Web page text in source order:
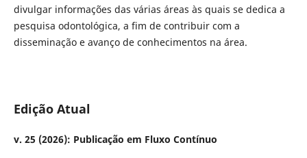
divulgar informações das várias áreas às quais se dedica a
pesquisa odontológica, a fim de contribuir com a
disseminação e avanço de conhecimentos na área.
Edição Atual
v. 25 (2026): Publicação em Fluxo Contínuo